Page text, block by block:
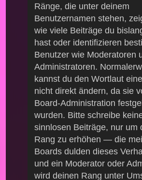
Ränge, die unter deinem
Benutzernamen stehen,
wie viele Beiträge du
hast oder identifizieren
Benutzer wie Moderatoren
Administratoren.
kannst du den Wortlaut
nicht direkt ändern, da sie
Board-Administration
wurden. Bitte schreibe
sinnlosen Beiträge, nur um
Rang zu erhöhen — die
Boards dulden dieses
und ein Moderator oder
wird deinen Rang unter